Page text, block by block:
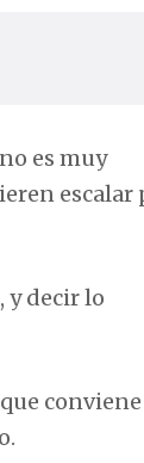
es muy
escalar
y decir lo
conviene